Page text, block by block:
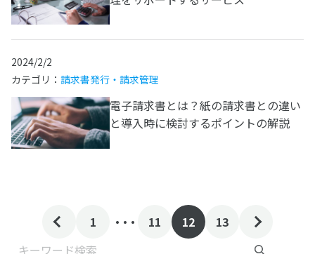
2024/2/2
カテゴリ： 請求書発行・請求管理
電子請求書とは？紙の請求書との違い
と導入時に検討するポイントの解説
1 . . . 11 12
13
検索